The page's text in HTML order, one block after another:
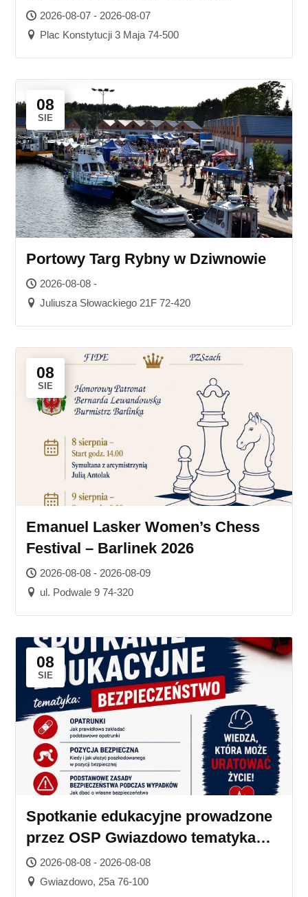
2026-08-07 - 2026-08-07
Plac Konstytucji 3 Maja 74-500
08
SIE
Portowy Targ Rybny w Dziwnowie
2026-08-08 -
Juliusza Słowackiego 21F 72-420
08
SIE
Emanuel Lasker Women’s Chess
Festival – Barlinek 2026
2026-08-08 - 2026-08-09
ul. Podwale 9 74-320
08
SIE
Spotkanie edukacyjne prowadzone
przez OSP Gwiazdowo tematyka
bezpieczeństwo
2026-08-08 - 2026-08-08
Gwiazdowo, 25a 76-100